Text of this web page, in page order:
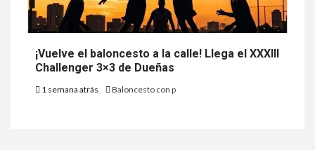
¡Vuelve el baloncesto a la calle! Llega el XXXIII
Challenger 3×3 de Dueñas
1 semana atrás Baloncesto con p